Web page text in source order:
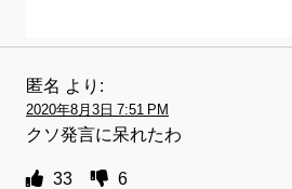
匿名 より:
2020年8月3日 7:51 PM
クソ発言に呆れたわ
33 6